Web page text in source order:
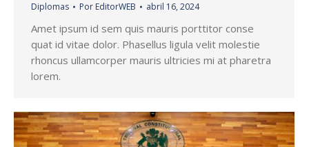
Diplomas Por EditorWEB abril 16, 2024
Amet ipsum id sem quis mauris porttitor conse
quat id vitae dolor. Phasellus ligula velit molestie
rhoncus ullamcorper mauris ultricies mi at pharetra
lorem.